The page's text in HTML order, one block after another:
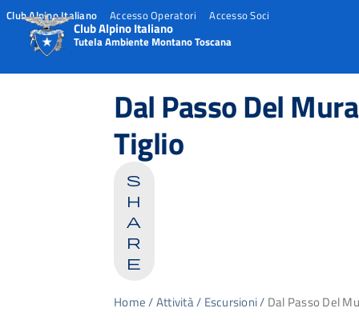
Club Alpino Italiano Accesso Operatori Accesso Soci
Club Alpino Italiano
Tutela Ambiente Montano Toscana
Dal Passo Del
Tiglio
s
h
a
r
e
Home/Attività/ Escursioni/ Dal Passo Del